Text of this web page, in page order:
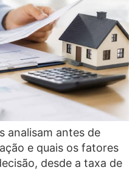
analisam antes de
e quais os fatores
desde a taxa de